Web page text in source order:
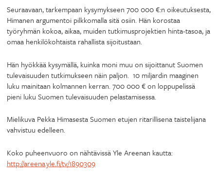
Seuraavaan, tarkempaan kysymykseen 700 000 €:n oikeutuksesta,
Himanen argumentoi pilkkomalla sitä osiin. Hän korostaa
työryhmän kokoa, aikaa, muiden tutkimusprojektien hinta-tasoa, ja
omaa henkilökohtaista rahallista sijoitustaan.
Hän hyökkää kysymällä, kuinka moni muu on sijoittanut Suomen
tulevaisuuden tutkimukseen näin paljon. 10 miljardin maaginen
luku mainitaan kolmannen kerran. 700 000 € on loppupelissä
pieni luku Suomen tulevaisuuden pelastamisessa.
Mielikuva Pekka Himasesta Suomen etujen ritarillisena taistelijana
vahvistuu edelleen.
Koko puheenvuoro on nähtävissä Yle Areenan kautta:
http://areena.yle.fi/tv/1890309